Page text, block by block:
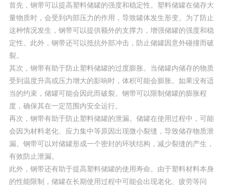
首先，钢带可以提高塑料储罐的强度和稳定性。塑料储罐在储存大
量物质时，会受到内部压力的作用，导致罐体发生形变。为了防止
这种情况发生，钢带可以提供额外的支撑力，增强储罐的强度和稳
定性。此外，钢带还可以抵抗外部冲击，防止储罐因意外碰撞而破
裂。
其次，钢带有助于防止塑料储罐的过度膨胀。当储罐内储存的物质
受到温度升高或压力增大的影响时，体积可能会膨胀。如果没有适
当的约束，储罐可能会因此而破裂。钢带可以限制储罐的膨胀程
度，确保其在一定范围内安全运行。
再次，钢带有助于防止塑料储罐的泄漏。储罐在使用过程中，可能
会因为材料老化、应力集中等原因出现微小裂缝，导致储存物质泄
漏。钢带可以对储罐形成一个密封的环状结构，减少裂缝的产生，
有效防止泄漏。
此外，钢带还有助于提高塑料储罐的使用寿命。由于塑料材料本身
的性能限制，储罐在长期使用过程中可能会出现老化、疲劳等问